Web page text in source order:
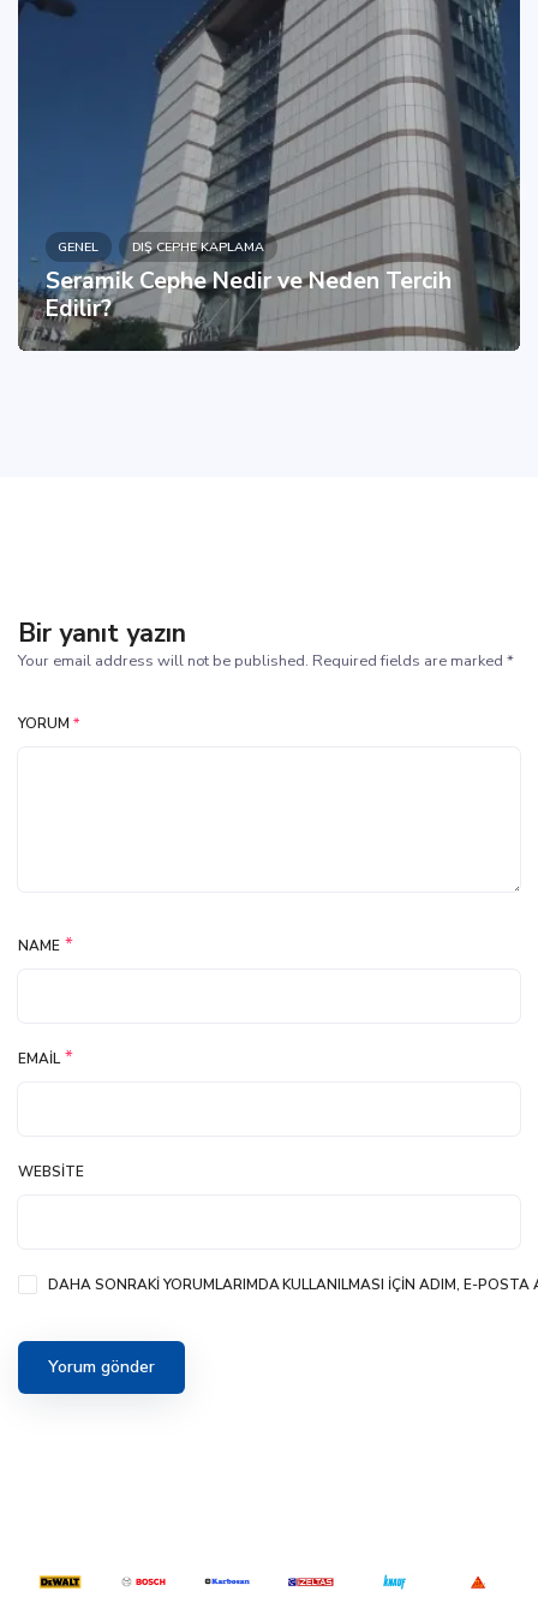
GENEL DIŞ CEPHE KAPLAMA
Seramik Cephe Nedir ve Neden Tercih
Edilir?
Bir yanıt yazın
Your email address will not be published. Required fields are marked *
YORUM *
NAME *
EMAIL *
WEBSITE
DAHA SONRAKI YORUMLARIMDA KULLANILMASI IÇIN ADIM, E-POSTA